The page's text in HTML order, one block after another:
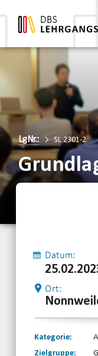
LgNr.: SL 2301-2
Datum:
Ort:
Kategorie:
Zielgruppe: